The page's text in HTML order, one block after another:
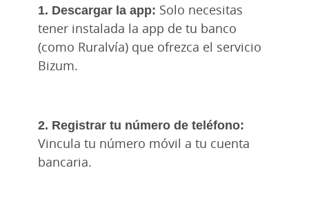
1. Descargar la app: Solo necesitas
tener instalada la app de tu banco
(como Ruralvía) que ofrezca el servicio
Bizum.
2. Registrar tu número de teléfono:
Vincula tu número móvil a tu cuenta
bancaria.